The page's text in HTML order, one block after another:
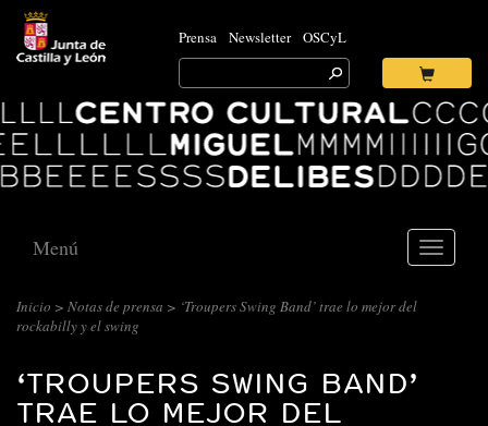
Prensa Newsletter OSCyL
Search
for:
Ok
Centro
Cultural
Miguel
Delibes
Toggle
Menú
Inicio > Notas de prensa > ‘Troupers Swing Band’ trae lo mejor del
rockabilly y el swing
‘TROUPERS SWING BAND’
TRAE LO MEJOR DEL